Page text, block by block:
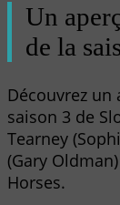
Un
de la
Découvrez un
saison 3 de
Tearney
(Gary
Horses.